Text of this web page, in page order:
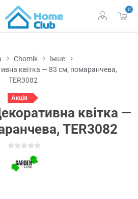
0
Chomik
Інше
квітка — 83 см, помаранчева,
TER3082
Акція
квітка —
TER3082